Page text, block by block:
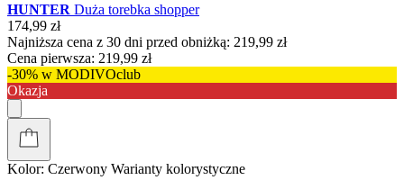
HUNTER Duża torebka shopper
174,99 zł
Najniższa cena z 30 dni przed obniżką: 219,99 zł
Cena pierwsza: 219,99 zł
-30% w MODIVOclub
Okazja
Kolor: Czerwony Warianty kolorystyczne